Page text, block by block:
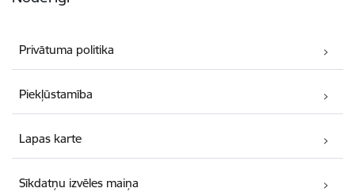
Privātuma politika
Piekļūstamība
Lapas karte
Sīkdatņu izvēles maiņa